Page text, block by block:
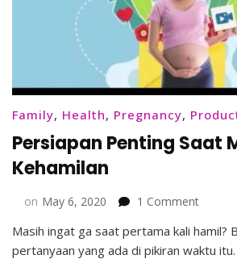
Family, Health, Pregnancy,
Persiapan Penting Saat
Kehamilan
on May 6, 2020 1 Commenton
Penting
Saat
Masih ingat ga saat pertama kali hamil?
pertanyaan yang ada di pikiran waktu